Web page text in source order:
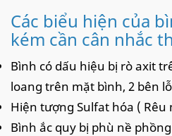
Các biểu hiện của
kém cần cân nhắc
Bình có dấu hiệu bị rò axit
loang trên mặt bình, 2 bên
Hiện tượng Sulfat hóa ( Rêu
Bình ắc quy bị phù nề